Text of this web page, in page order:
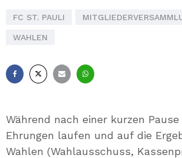
FC ST. PAULI
WAHLEN
Während nach einer kurzen
Ehrungen laufen und auf die
Wahlen (Wahlausschuss,